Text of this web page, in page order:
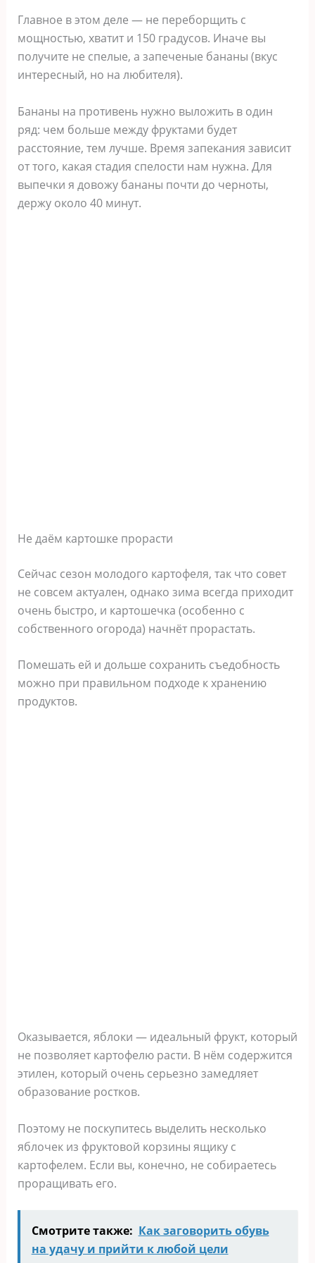
Главное в этом деле — не переборщить с
мощностью, хватит и 150 градусов. Иначе вы
получите не спелые, а запеченые бананы (вкус
интересный, но на любителя).
Бананы на противень нужно выложить в один
ряд: чем больше между фруктами будет
расстояние, тем лучше. Время запекания зависит
от того, какая стадия спелости нам нужна. Для
выпечки я довожу бананы почти до черноты,
держу около 40 минут.
Не даём картошке прорасти
Сейчас сезон молодого картофеля, так что совет
не совсем актуален, однако зима всегда приходит
очень быстро, и картошечка (особенно с
собственного огорода) начнёт прорастать.
Помешать ей и дольше сохранить съедобность
можно при правильном подходе к хранению
продуктов.
Оказывается, яблоки — идеальный фрукт, который
не позволяет картофелю расти. В нём содержится
этилен, который очень серьезно замедляет
образование ростков.
Поэтому не поскупитесь выделить несколько
яблочек из фруктовой корзины ящику с
картофелем. Если вы, конечно, не собираетесь
проращивать его.
Смотрите также: Как заговорить обувь
на удачу и прийти к любой цели